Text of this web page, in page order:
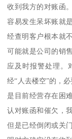
收到我方的对账函
容易发生呆坏账就
经查明客户根本就
可能就是公司的销
应及时报警处理。
经“人去楼空”的，
是目前经营存在困
认对账函和催欠，
但是已经倒闭或关